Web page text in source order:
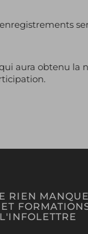
aura obtenu la
RIEN